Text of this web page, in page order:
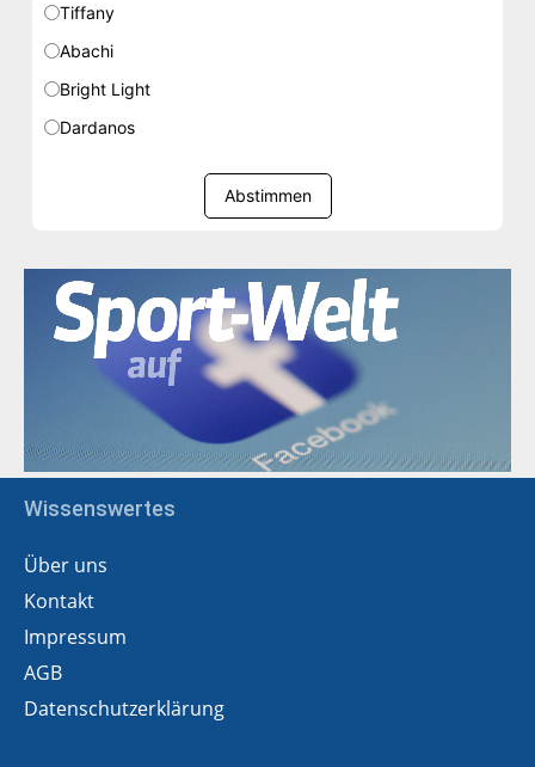
Tiffany
Abachi
Bright Light
Dardanos
Abstimmen
Wissenswertes
Über uns
Kontakt
Impressum
AGB
Datenschutzerklärung